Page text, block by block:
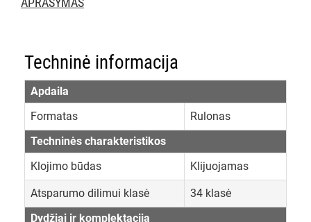
Techninė informacija
Apdaila
Formatas
Rulonas
Techninės charakteristikos
Klojimo būdas
Klijuojamas
Atsparumo dilimui klasė
34 klasė
Dydžiai ir komplektacija